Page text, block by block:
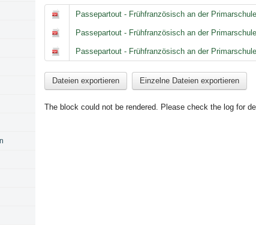
Passpartout Positionspapiere
Passepartout - Frühfranzösisch an der Primarschule
Passepartout - Frühfranzösisch an der Primarschule
Passepartout - Frühfranzösisch an der Primarschule
Dateien exportieren Einzelne Dateien exportieren
The block could not be rendered. Please check the log for